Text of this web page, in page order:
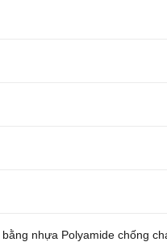
nhựa Polyamide chống